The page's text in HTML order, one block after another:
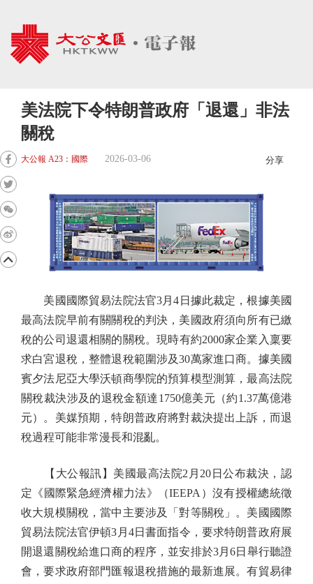
美法院下令特朗普政府「退還」非法
關稅
大公報 A23：國際 2026-03-06 分享
美國國際貿易法院法官3月4日據此裁定，根據美國
最高法院早前有關關稅的判決，美國政府須向所有已繳
稅的公司退還相關的關稅。現時有約2000家企業入稟要
求白宮退稅，整體退稅範圍涉及30萬家進口商。據美國
賓夕法尼亞大學沃頓商學院的預算模型測算，最高法院
關稅裁決涉及的退稅金額達1750億美元（約1.37萬億港
元）。美媒預期，特朗普政府將對裁決提出上訴，而退
稅過程可能非常漫長和混亂。
【大公報訊】美國最高法院2月20日公布裁決，認
定《國際緊急經濟權力法》（IEEPA）沒有授權總統徵
收大規模關稅，當中主要涉及「對等關稅」。美國國際
貿易法院法官伊頓3月4日書面指令，要求特朗普政府展
開退還關稅給進口商的程序，並安排於3月6日舉行聽證
會，要求政府部門匯報退稅措施的最新進展。有貿易律